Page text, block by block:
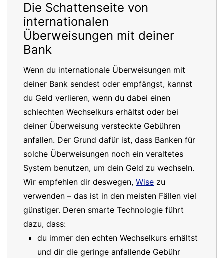
Die Schattenseite von
internationalen
Überweisungen mit deiner
Bank
Wenn du internationale Überweisungen mit
deiner Bank sendest oder empfängst, kannst
du Geld verlieren, wenn du dabei einen
schlechten Wechselkurs erhältst oder bei
deiner Überweisung versteckte Gebühren
anfallen. Der Grund dafür ist, dass Banken für
solche Überweisungen noch ein veraltetes
System benutzen, um dein Geld zu wechseln.
Wir empfehlen dir deswegen, Wise zu
verwenden – das ist in den meisten Fällen viel
günstiger. Deren smarte Technologie führt
dazu, dass:
du immer den echten Wechselkurs erhältst
und dir die geringe anfallende Gebühr